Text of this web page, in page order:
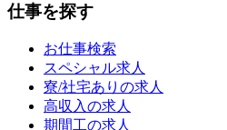
仕事を探す
お仕事検索
スペシャル求人
寮/社宅ありの求人
高収入の求人
期間工の求人